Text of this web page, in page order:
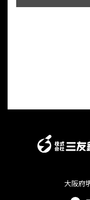
大阪府